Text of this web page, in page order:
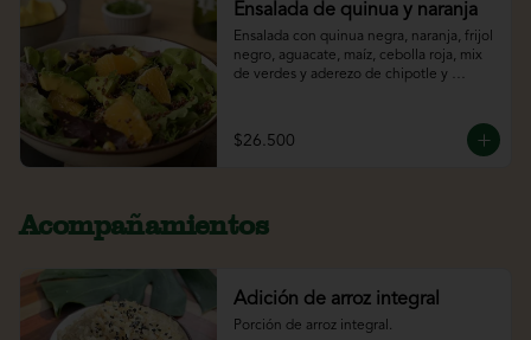
Ensalada de quinua y naranja
Ensalada con quinua negra, naranja, frijol
negro, aguacate, maíz, cebolla roja, mix
de verdes y aderezo de chipotle y
$26.500
Acompañamientos
Adición de arroz integral
Porción de arroz integral.